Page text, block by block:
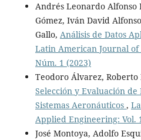
Andrés Leonardo Alfonso
Gómez, Iván David
Gallo, Análisis de Datos
Latin American Journal
Núm. 1 (2023)
Teodoro Álvarez,
Selección y Evaluación
Sistemas Aeronáuticos ,
Applied Engineering: Vol.
José Montoya, Adolfo